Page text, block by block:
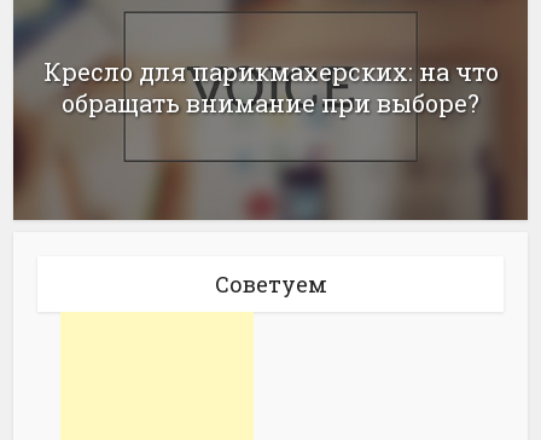
Кресло для парикмахерских: на что
обращать внимание при выборе?
Советуем